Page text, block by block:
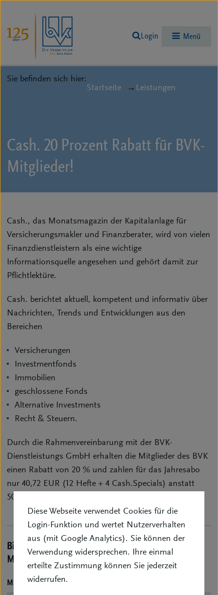
Diese Webseite verwendet Cookies für die
Login-Funktion und wertet Nutzerverhalten
aus (mit Google Analytics). Sie können der
Verwendung widersprechen. Ihre einmal
erteilte Zustimmung können Sie jederzeit
widerrufen.
Login Menü
Sie befinden sich hier:
Startseite
Leistungen
Cash. 20 Prozent Rabatt für BVK-
Mitglieder!
Cash., das Monatsmagazin der Kapitalanlage für
Versicherungsmakler und Finanzberater, wird von vielen
Finanzdienstleistern als eine wichtige
Informationsquelle angesehen und gehört damit zur
Pflichtlektüre.
Cash. berichtet aktuell, kompetent und informativ über
Nachrichten, Trends und Entwicklungen aus den
Bereichen
Versicherungen
Investmentfonds
Immobilien
geschlossene Fonds
Alternative Investments
Recht & Steuern.
Durch die Rahmenvereinbarung mit der BVK-
Dienstleistungs GmbH erhalten die Mitglieder des BVK
einen Rabatt von 20 % und zahlen für das Jahresabo
nur 40,72 EUR (12 Hefte + 4 Cash.Specials) anstatt
50,90 EUR.
Bitte loggen Sie sich ein, um die Zusatzinfos für
Mitglieder einzusehen.
Mitgliedsnr. (ohne führende 0)